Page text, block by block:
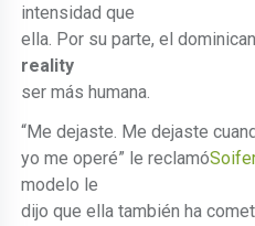
intensidad que
ella. Por su parte, el
reality
ser más humana.
“Me dejaste. Me dejaste
yo me operé” le reclamó
modelo le
dijo que ella también ha